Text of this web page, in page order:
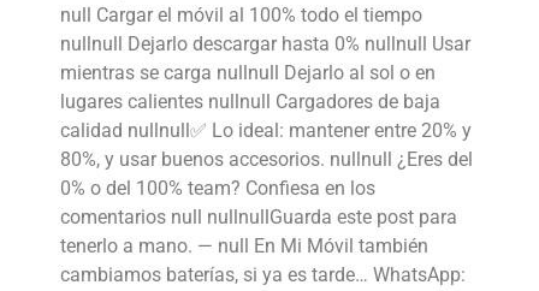
null Cargar el móvil al 100% todo el tiempo
nullnull Dejarlo descargar hasta 0% nullnull Usar
mientras se carga nullnull Dejarlo al sol o en
lugares calientes nullnull Cargadores de baja
calidad nullnull✅ Lo ideal: mantener entre 20% y
80%, y usar buenos accesorios. nullnull ¿Eres del
0% o del 100% team? Confiesa en los
comentarios null nullnullGuarda este post para
tenerlo a mano. — null En Mi Móvil también
cambiamos baterías, si ya es tarde… WhatsApp: